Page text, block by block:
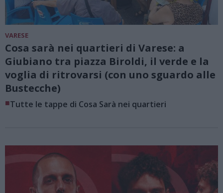
VARESE
Cosa sarà nei quartieri di Varese: a
Giubiano tra piazza Biroldi, il verde e la
voglia di ritrovarsi (con uno sguardo alle
Bustecche)
■Tutte le tappe di Cosa Sarà nei quartieri